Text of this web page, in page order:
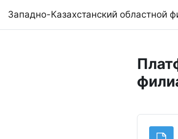
Западно-Казахстанский областной